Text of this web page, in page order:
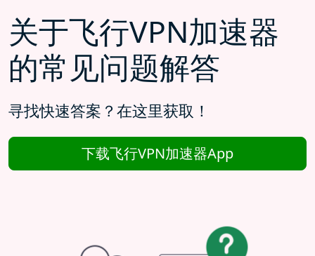
关于飞行VPN加速器
的常见问题解答
寻找快速答案？在这里获取！
下载飞行VPN加速器App